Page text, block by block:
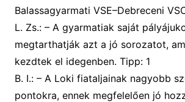
Balassagyarmati VSE–Debreceni
L. Zs.: – A gyarmatiak saját
megtarthatják azt a jó sorozatot,
kezdtek el idegenben. Tipp: 1
B. I.: – A Loki fiataljainak nagyobb
pontokra, ennek megfelelően jó